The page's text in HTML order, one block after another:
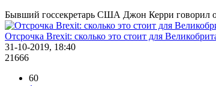
Бывший госсекретарь США Джон Керри говорил
Отсрочка Brexit: сколько это стоит для
31-10-2019, 18:40
21666
60